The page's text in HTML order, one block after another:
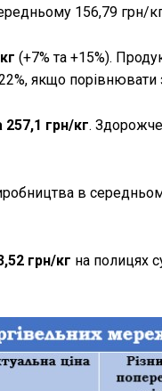
156,79 грн/
(+7% та +15%).
якщо
257,1 грн/кг.
в
грн/кг на полицях